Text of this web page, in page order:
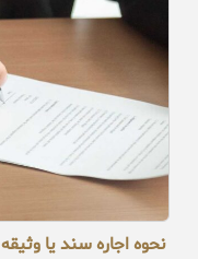
نحوه اجاره سند یا